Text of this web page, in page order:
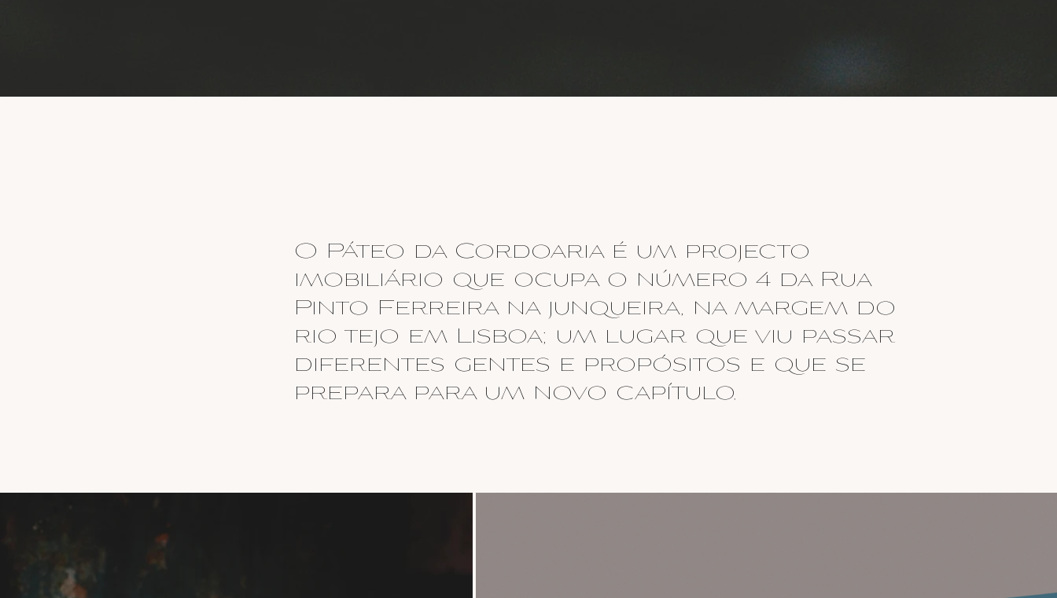
O Páteo da Cordoaria é um projecto
imobiliário que ocupa o número 4 da Rua
Pinto Ferreira na junqueira, na margem do
rio tejo em Lisboa; um lugar que viu passar
diferentes gentes e propósitos e que se
prepara para um novo capítulo.